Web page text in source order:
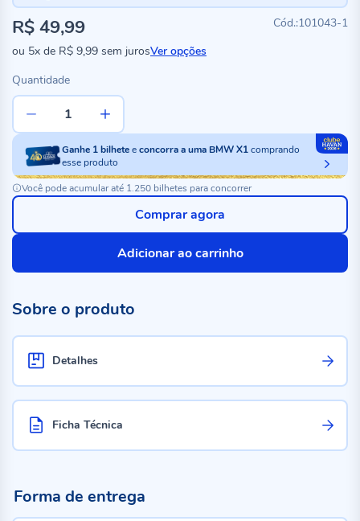
101043-1
R$ 49,99
ou 5x de R$ 9,99 sem jurosVer opções
Quantidade
Ganhe 1bilheteeconcorra a uma BMW X1comprando
esse produto
Você pode acumular até 1.250 bilhetes para concorrer
Adicionar ao carrinho
Comprar agora
Sobre o produto
Detalhes
Ficha Técnica
Forma de entrega